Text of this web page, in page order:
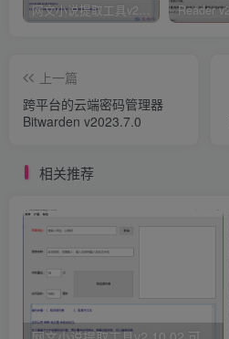
上一篇
跨平台的云端密码管理器
Bitwarden v2023.7.0
相关推荐